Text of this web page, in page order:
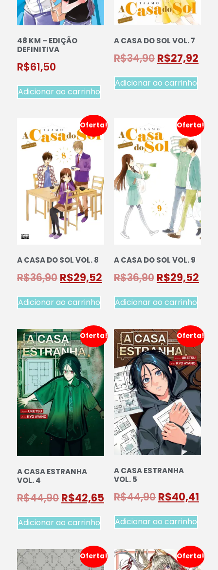
48 KM – EDIÇÃO
DEFINITIVA
R$61,50
Adicionar ao carrinho
A CASA DO SOL VOL. 7
R$34,90 R$27,92
Adicionar ao carrinho
Oferta!
A CASA DO SOL VOL. 8
R$36,90 R$29,52
Adicionar ao carrinho
Oferta!
A CASA DO SOL VOL. 9
R$36,90 R$29,52
Adicionar ao carrinho
Oferta!
A CASA ESTRANHA
VOL. 4
R$44,90 R$42,65
Adicionar ao carrinho
Oferta!
A CASA ESTRANHA
VOL. 5
R$44,90 R$40,41
Adicionar ao carrinho
Oferta! Oferta!